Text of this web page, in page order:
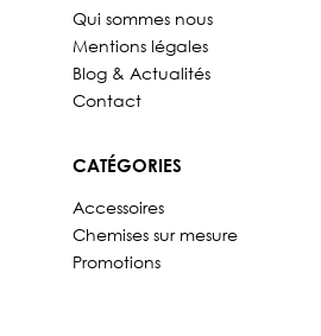
Qui sommes nous
Mentions légales
Blog & Actualités
Contact
CATÉGORIES
Accessoires
Chemises sur mesure
Promotions